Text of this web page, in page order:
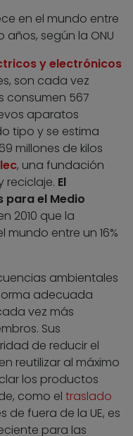
en el mundo entre
años, según la ONU
y electrónicos
son cada vez
consumen 567
aparatos
tipo y se estima
millones de kilos
, una fundación
reciclaje. El
para el Medio
2010 que la
entre un 16%
ambientales
adecuada
vez más
Sus
de reducir el
reutilizar al máximo
los productos
como el traslado
de fuera de la UE, es
para las